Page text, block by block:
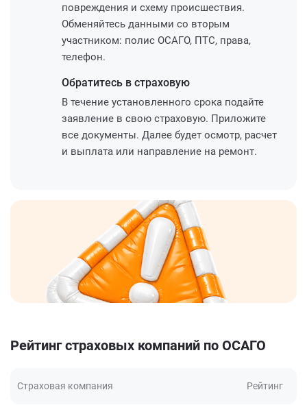
повреждения и схему происшествия.
Обменяйтесь данными со вторым
участником: полис ОСАГО, ПТС, права,
телефон.
Обратитесь в страховую
В течение установленного срока подайте
заявление в свою страховую. Приложите
все документы. Далее будет осмотр, расчет
и выплата или направление на ремонт.
Рейтинг страховых компаний по ОСАГО
Страховая компания Рейтинг